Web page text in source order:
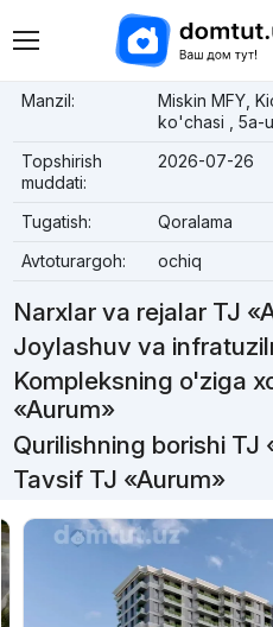
Manzil:
Miskin MFY,
ko'chasi , 5а-
Topshirish
muddati:
2026-07-26
Tugatish:
Qoralama
Avtoturargoh:
ochiq
Narxlar va rejalar TJ
Joylashuv va
Kompleksning o'ziga
«Aurum»
Qurilishning borishi TJ
Tavsif TJ «Aurum»